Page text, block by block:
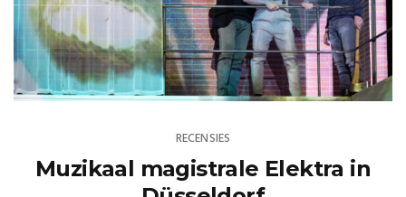
RECENSIES
Muzikaal magistrale Elektra in